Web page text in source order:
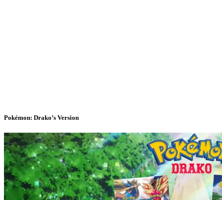
Pokémon: Drako’s Version